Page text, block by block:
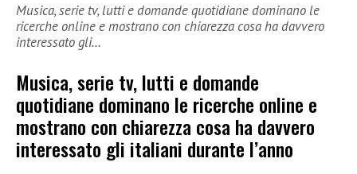
Musica, serie tv, lutti e domande quotidiane dominano le
ricerche online e mostrano con chiarezza cosa ha davvero
interessato gli…
Musica, serie tv, lutti e domande
quotidiane dominano le ricerche online e
mostrano con chiarezza cosa ha davvero
interessato gli italiani durante l’anno